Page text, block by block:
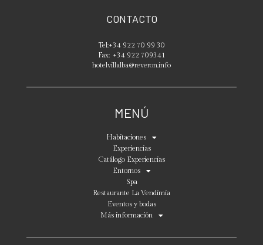
CONTACTO
Tel:+34 922 70 99 30
Fax: +34 922 709341
hotelvillalba@reveron.info
MENÚ
Habitaciones
Experiencias
Catálogo Experiencias
Entornos
Spa
Restaurante La Vendimia
Eventos y bodas
Más información